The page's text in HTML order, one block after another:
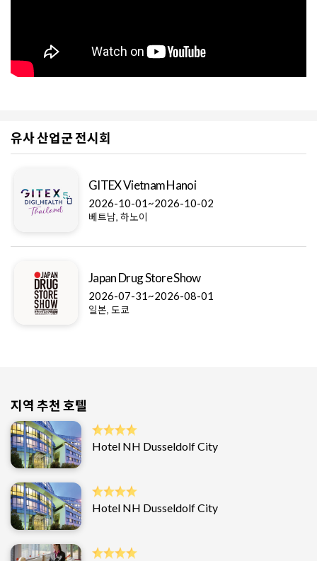
유사 산업군 전시회
GITEX Vietnam Hanoi
2026-10-01~2026-10-02
베트남, 하노이
Japan Drug Store Show
2026-07-31~2026-08-01
일본, 도쿄
지역 추천 호텔
Hotel NH Dusseldolf City
Hotel NH Dusseldolf City